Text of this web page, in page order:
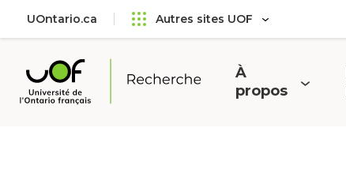
principal
UOntario.ca Autres sites UOF
Université
Ouvrir
À
propos